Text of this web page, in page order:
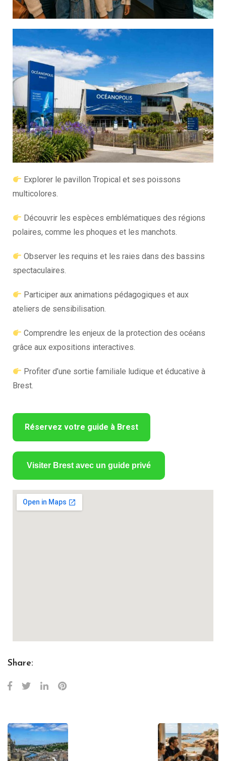
Explorer le pavillon Tropical et ses poissons
multicolores.
Découvrir les espèces emblématiques des régions
polaires, comme les phoques et les manchots.
Observer les requins et les raies dans des bassins
spectaculaires.
Participer aux animations pédagogiques et aux
ateliers de sensibilisation.
Comprendre les enjeux de la protection des océans
grâce aux expositions interactives.
Profiter d’une sortie familiale ludique et éducative à
Brest.
Réservez votre guide à Brest
Visiter Brest avec un guide privé
Share: